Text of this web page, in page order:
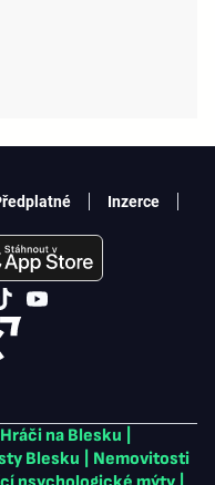
Hráči na Blesku
Blesku
Nemovitosti
Inzerce